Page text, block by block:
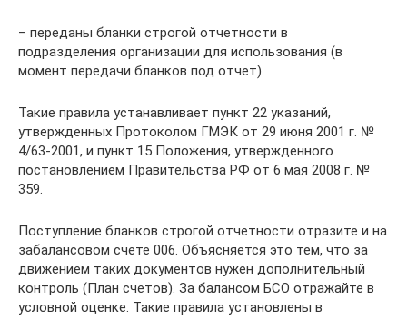
– переданы бланки строгой отчетности в
подразделения организации для использования (в
момент передачи бланков под отчет).
Такие правила устанавливает пункт 22 указаний,
утвержденных Протоколом ГМЭК от 29 июня 2001 г. №
4/63-2001, и пункт 15 Положения, утвержденного
постановлением Правительства РФ от 6 мая 2008 г. №
359.
Поступление бланков строгой отчетности отразите и на
забалансовом счете 006. Объясняется это тем, что за
движением таких документов нужен дополнительный
контроль (План счетов). За балансом БСО отражайте в
условной оценке. Такие правила установлены в